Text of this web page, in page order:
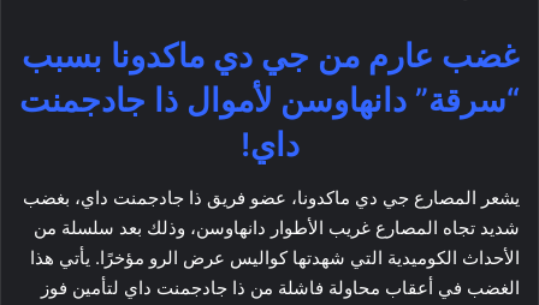
غضب عارم من جي دي ماكدونا بسبب
“سرقة” دانهاوسن لأموال ذا جادجمنت
داي!
يشعر المصارع جي دي ماكدونا، عضو فريق ذا جادجمنت داي، بغضب
شديد تجاه المصارع غريب الأطوار دانهاوسن، وذلك بعد سلسلة من
الأحداث الكوميدية التي شهدتها كواليس عرض الرو مؤخرًا. يأتي هذا
الغضب في أعقاب محاولة فاشلة من ذا جادجمنت داي لتأمين فوز